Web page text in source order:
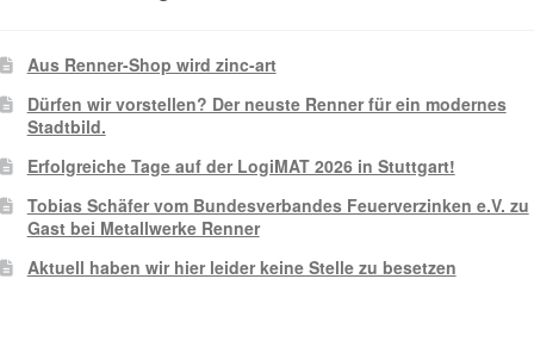
Aus Renner-Shop wird zinc-art
Dürfen wir vorstellen? Der neuste Renner für ein modernes
Stadtbild.
Erfolgreiche Tage auf der LogiMAT 2026 in Stuttgart!
Tobias Schäfer vom Bundesverbandes Feuerverzinken e.V. zu
Gast bei Metallwerke Renner
Aktuell haben wir hier leider keine Stelle zu besetzen